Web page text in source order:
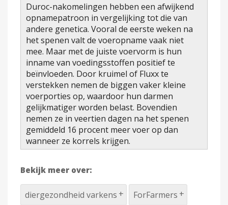
Duroc-nakomelingen hebben een afwijkend
opnamepatroon in vergelijking tot die van
andere genetica. Vooral de eerste weken na
het spenen valt de voeropname vaak niet
mee. Maar met de juiste voervorm is hun
inname van voedingsstoffen positief te
beïnvloeden. Door kruimel of Fluxx te
verstekken nemen de biggen vaker kleine
voerporties op, waardoor hun darmen
gelijkmatiger worden belast. Bovendien
nemen ze in veertien dagen na het spenen
gemiddeld 16 procent meer voer op dan
wanneer ze korrels krijgen.
Bekijk meer over:
diergezondheid varkens ForFarmers